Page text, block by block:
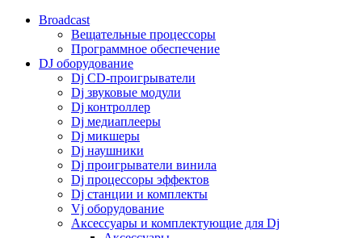
Broadcast
Вещательные процессоры
Программное обеспечение
DJ оборудование
Dj CD-проигрыватели
Dj звуковые модули
Dj контроллер
Dj медиаплееры
Dj микшеры
Dj наушники
Dj проигрыватели винила
Dj процессоры эффектов
Dj станции и комплекты
Vj оборудование
Аксессуары и комплектующие для Dj